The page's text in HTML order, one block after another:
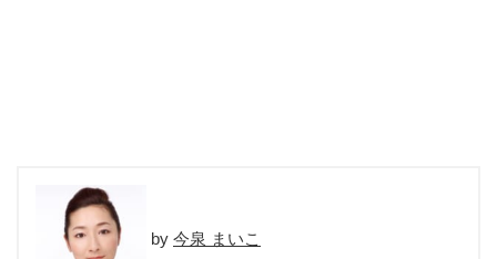
今泉 まいこ